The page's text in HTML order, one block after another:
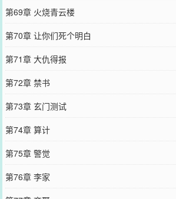
第69章 火烧青云楼
第70章 让你们死个明白
第71章 大仇得报
第72章 禁书
第73章 玄门测试
第74章 算计
第75章 警觉
第76章 李家